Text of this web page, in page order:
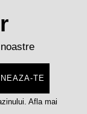
Afla mai